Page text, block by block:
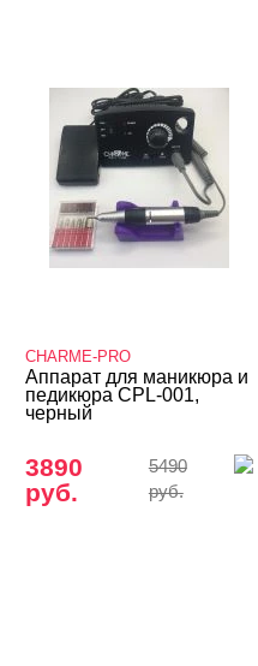
Лампы
Парафиновые ванны
Подставки для
Сменные лампочки,
Стерилизаторы,
Дарсонваль
Одежда для мастеров
Учебные пособия,
CHARME-PRO
Аппарат для маникюра и
педикюра CPL-001,
черный
3890
руб.
5490
руб.